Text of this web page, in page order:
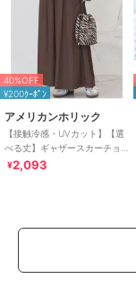
40%OFF
¥200ｸｰﾎﾟﾝ
アメリカンホリック
【接触冷感・UVカット】【選
べる丈】ギャザースカーチョ
【WEB限定カラー有り】
¥2,093